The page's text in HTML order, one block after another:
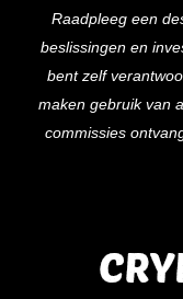
Raadpleeg een
beslissingen en
bent zelf
maken gebruik van
commissies